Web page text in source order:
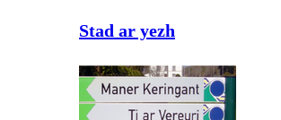
Stad ar yezh